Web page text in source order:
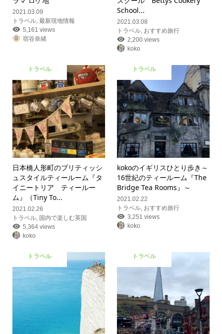
2021.03.09
トラベル, 最新現地情報
5,161 views
宿谷奈緒
School...
2021.03.08
トラベル, おすすめ旅行
2,200 views
koko
トラベル
日本橋人形町のブリティッシ
ュスタイルティールーム『タ
イニートリア ティールー
ム』（Tiny To...
2021.02.26
トラベル, 国内で楽しむ英国
5,364 views
koko
トラベル
kokoのイギリスひとり歩き ～
16世紀のティールーム『The
Bridge Tea Rooms』～
2021.02.22
トラベル, おすすめ旅行
3,251 views
koko
トラベル トラベル